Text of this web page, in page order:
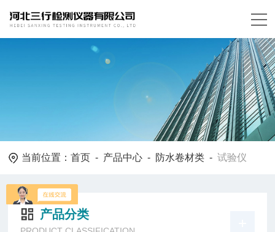
当前位置：首页 - 产品中心 - 防水卷材类 -试验仪
产品分类